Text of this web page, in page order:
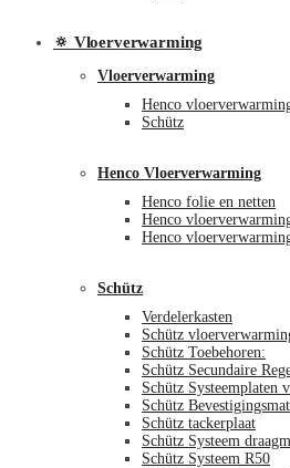
🔅 Vloerverwarming
Vloerverwarming
Henco
Schütz
Henco Vloerverwarming
Henco folie en netten
Henco
Henco
Schütz
Verdelerkasten
Schütz
Schütz Toebehoren:
Schütz Secundaire
Schütz Systeemplaten
Schütz
Schütz tackerplaat
Schütz Systeem
Schütz Systeem R50